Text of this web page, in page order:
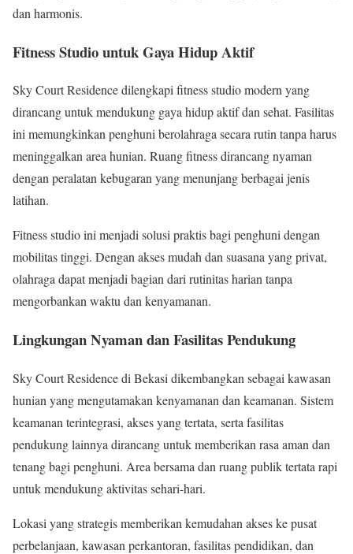
dan harmonis.
Fitness Studio untuk Gaya Hidup Aktif
Sky Court Residence dilengkapi fitness studio modern yang
dirancang untuk mendukung gaya hidup aktif dan sehat. Fasilitas
ini memungkinkan penghuni berolahraga secara rutin tanpa harus
meninggalkan area hunian. Ruang fitness dirancang nyaman
dengan peralatan kebugaran yang menunjang berbagai jenis
latihan.
Fitness studio ini menjadi solusi praktis bagi penghuni dengan
mobilitas tinggi. Dengan akses mudah dan suasana yang privat,
olahraga dapat menjadi bagian dari rutinitas harian tanpa
mengorbankan waktu dan kenyamanan.
Lingkungan Nyaman dan Fasilitas Pendukung
Sky Court Residence di Bekasi dikembangkan sebagai kawasan
hunian yang mengutamakan kenyamanan dan keamanan. Sistem
keamanan terintegrasi, akses yang tertata, serta fasilitas
pendukung lainnya dirancang untuk memberikan rasa aman dan
tenang bagi penghuni. Area bersama dan ruang publik tertata rapi
untuk mendukung aktivitas sehari-hari.
Lokasi yang strategis memberikan kemudahan akses ke pusat
perbelanjaan, kawasan perkantoran, fasilitas pendidikan, dan